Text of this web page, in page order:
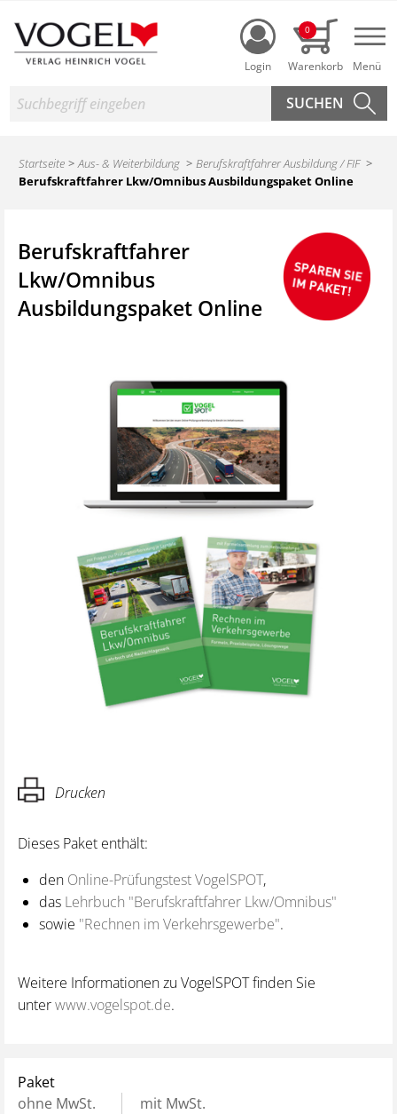
Login
0
Suche
Startseite Aus- & Weiterbildung
Berufskraftfahrer Ausbildung / FIF
Berufskraftfahrer Lkw/Omnibus Ausbildungspaket Online
Berufskraftfahrer
Lkw/Omnibus
Ausbildungspaket Online
Drucken
Dieses Paket enthält:
den Online-Prüfungstest VogelSPOT,
das Lehrbuch "Berufskraftfahrer Lkw/Omnibus"
sowie "Rechnen im Verkehrsgewerbe".
Weitere Informationen zu VogelSPOT finden Sie
unterwww.vogelspot.de.
Paket
ohne MwSt.
mit MwSt.